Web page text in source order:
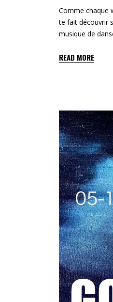
Comme chaque
te fait découvrir
musique de
READ MORE